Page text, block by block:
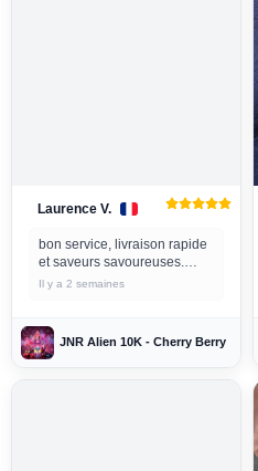
Laurence V.
bon service, livraison rapide
et saveurs savoureuses.
je suis très satisfait
Il y a 2 semaines
JNR Alien 10K - Cherry Berry